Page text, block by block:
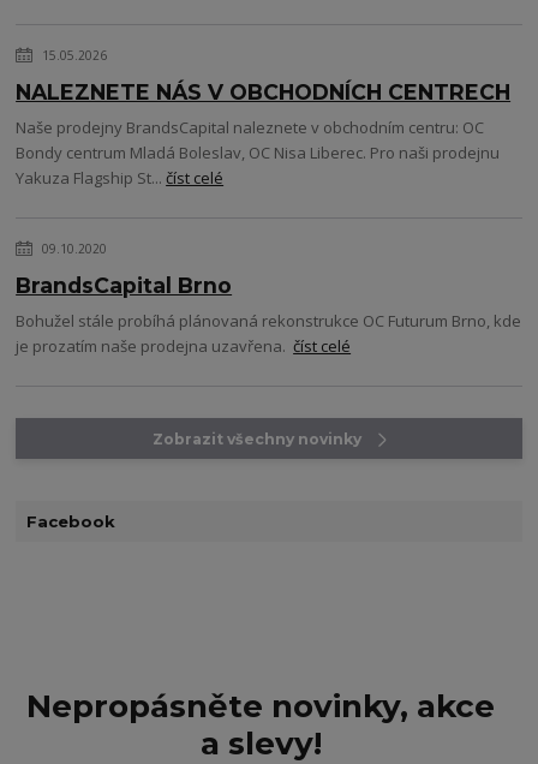
15.05.2026
NALEZNETE NÁS V OBCHODNÍCH CENTRECH
Naše prodejny BrandsCapital naleznete v obchodním centru: OC
Bondy centrum Mladá Boleslav, OC Nisa Liberec. Pro naši prodejnu
Yakuza Flagship St...číst celé
09.10.2020
BrandsCapital Brno
Bohužel stále probíhá plánovaná rekonstrukce OC Futurum Brno, kde
je prozatím naše prodejna uzavřena.číst celé
Zobrazit všechny novinky
Facebook
Nepropásněte novinky, akce
a slevy!